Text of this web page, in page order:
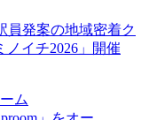
員発案の地域密着ク
イチ2026」開催